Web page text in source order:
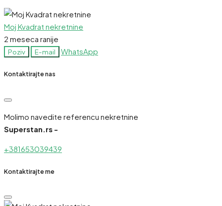
Moj Kvadrat nekretnine
2 meseca ranije
Poziv E-mail WhatsApp
Kontaktirajte nas
Molimo navedite referencu nekretnine
Superstan.rs -
+381653039439
Kontaktirajte me